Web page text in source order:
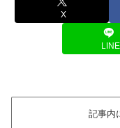
X
LINE
記事内